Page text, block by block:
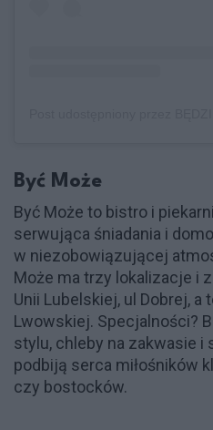
Być Może
Być Może to bistro i
serwująca śniadania i
w niezobowiązującej
Może ma trzy lokalizacje i
Unii Lubelskiej, ul Dobrej, a
Lwowskiej. Specjalności?
stylu, chleby na zakwasie i
podbiją serca miłośników
czy bostocków.